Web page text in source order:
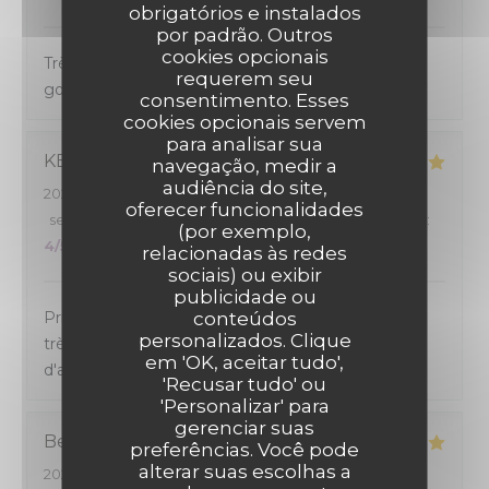
obrigatórios e instalados
por padrão. Outros
cookies opcionais
requerem seu
consentimento. Esses
cookies opcionais servem
para analisar sua
navegação, medir a
audiência do site,
oferecer funcionalidades
(por exemplo,
relacionadas às redes
sociais) ou exibir
publicidade ou
conteúdos
personalizados. Clique
em 'OK, aceitar tudo',
'Recusar tudo' ou
'Personalizar' para
gerenciar suas
preferências. Você pode
alterar suas escolhas a
Très bon achat. Cuisine maison de qualité et
goûteuse. Très bien servi
KEVIN
2026-07-29
- 12:30 - guests 2
service
/5 ambience : 4/5 menu: 5/5 quality_price
:
4/5
Prix correct, portions raisonnable, qualité des plats
très bien, service très bien également. Un plaisir
d'avoir partagé un repas dans cet établissement
Benedicte D
2026-07-29
- 12:15 - guests 4